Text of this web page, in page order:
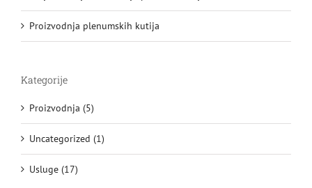
Proizvodnja plenumskih kutija
Kategorije
Proizvodnja (5)
Uncategorized (1)
Usluge (17)